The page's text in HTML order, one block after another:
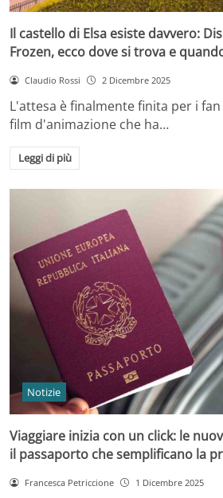
Il castello di Elsa esiste davvero:
Frozen, ecco dove si trova e
Claudio Rossi 2 Dicembre 2025
L'attesa è finalmente finita per i
film d'animazione che ha…
Leggi di più
Notizie
Viaggiare inizia con un click: le
il passaporto che semplificano la
Francesca Petriccione 1 Dicembre 2025